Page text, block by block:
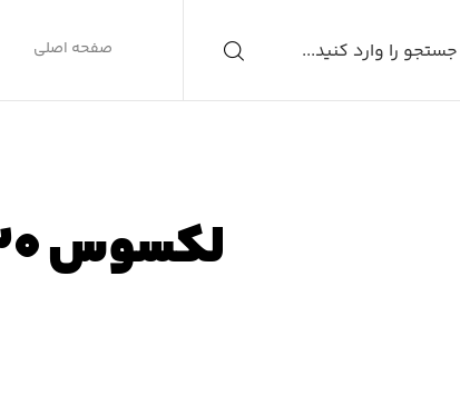
صفحه اصلی
لکسوس gs۴۳۰